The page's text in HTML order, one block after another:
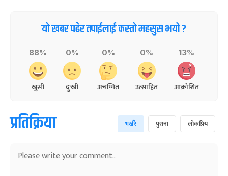
यो खबर पढेर तपाईलाई कस्तो महसुस भयो ?
88%
खुसी
0%
दुःखी
0%
अचम्मित
0%
उत्साहित
13%
आक्रोशित
प्रतिक्रिया भर्खरै पुराना लोकप्रिय